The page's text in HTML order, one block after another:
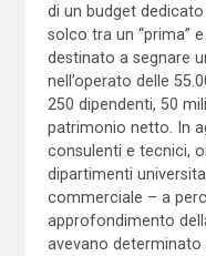
di un budget
solco tra un “prima” e
destinato a segnare
nell’operato delle
250 dipendenti, 50
patrimonio netto. In
consulenti e tecnici,
dipartimenti
commerciale – a
approfondimento
avevano determinato